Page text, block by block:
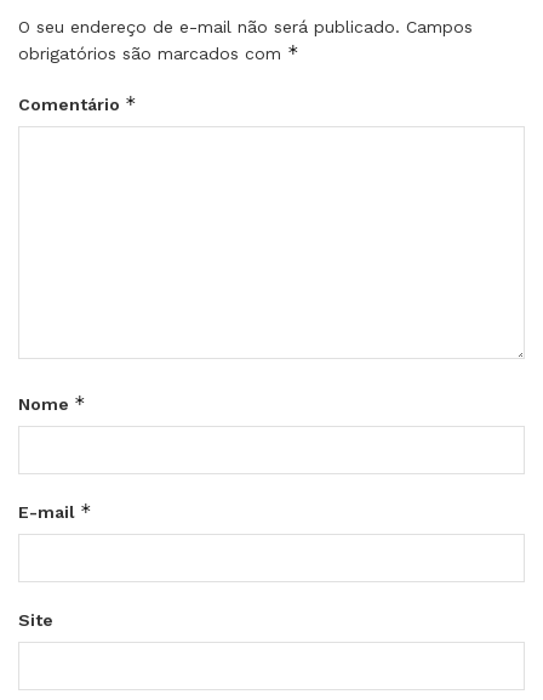
O seu endereço de e-mail não será publicado. Campos
obrigatórios são marcados com *
Comentário *
Nome *
E-mail *
Site